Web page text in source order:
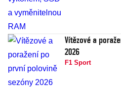
Vítězové a
2026
F1 Sport